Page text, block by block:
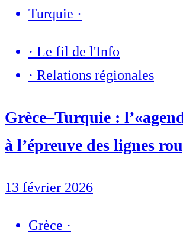
Turquie ·
· Le fil de l'Info
· Relations régionales
Grèce–Turquie :
à l’épreuve des lignes
13 février 2026
Grèce ·